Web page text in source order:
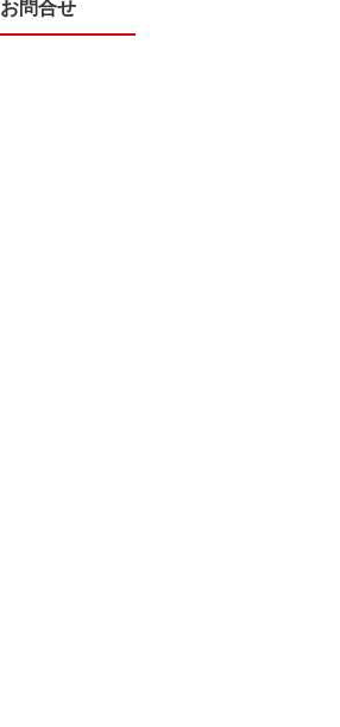
お問合せ